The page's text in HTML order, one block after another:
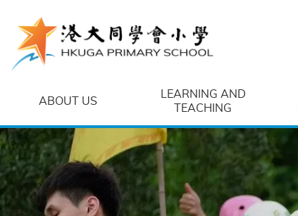
ABOUT US
LEARNING AND
TEACHING